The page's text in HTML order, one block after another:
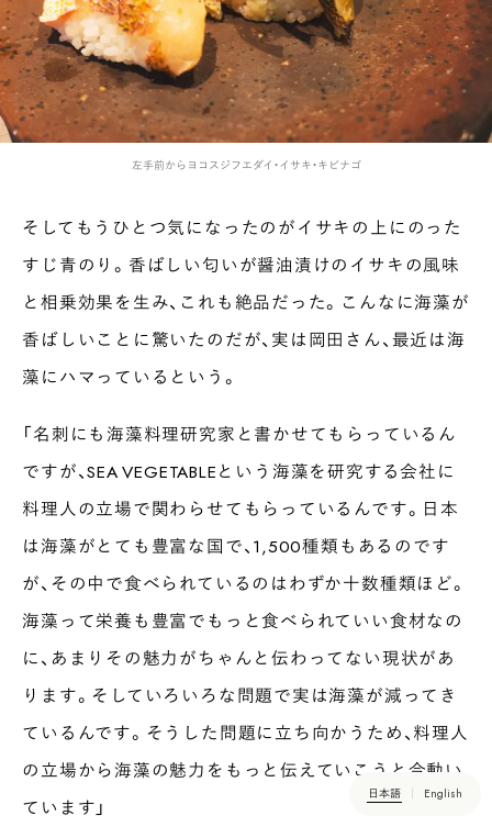
左手前からヨコスジフエダイ・イサキ・キビナゴ
そしてもうひとつ気になったのがイサキの上にのった
すじ青のり。香ばしい匂いが醤油漬けのイサキの風味
と相乗効果を生み、これも絶品だった。こんなに海藻が
香ばしいことに驚いたのだが、実は岡田さん、最近は海
藻にハマっているという。
「名刺にも海藻料理研究家と書かせてもらっているん
ですが、SEA VEGETABLEという海藻を研究する会社に
料理人の立場で関わらせてもらっているんです。日本
は海藻がとても豊富な国で、1,500種類もあるのです
が、その中で食べられているのはわずか十数種類ほど。
海藻って栄養も豊富でもっと食べられていい食材なの
に、あまりその魅力がちゃんと伝わってない現状があ
ります。そしていろいろな問題で実は海藻が減ってき
ているんです。そうした問題に立ち向かうため、料理人
の立場から海藻の魅力をもっと伝えていこうと今動い
ています」
日本語 English